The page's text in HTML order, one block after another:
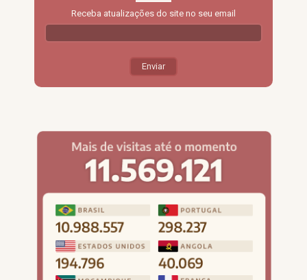
Receba atualizações do site no seu email